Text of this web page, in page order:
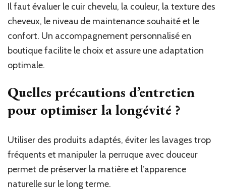
Il faut évaluer le cuir chevelu, la couleur, la texture des
cheveux, le niveau de maintenance souhaité et le
confort. Un accompagnement personnalisé en
boutique facilite le choix et assure une adaptation
optimale.
Quelles précautions d’entretien
pour optimiser la longévité ?
Utiliser des produits adaptés, éviter les lavages trop
fréquents et manipuler la perruque avec douceur
permet de préserver la matière et l’apparence
naturelle sur le long terme.